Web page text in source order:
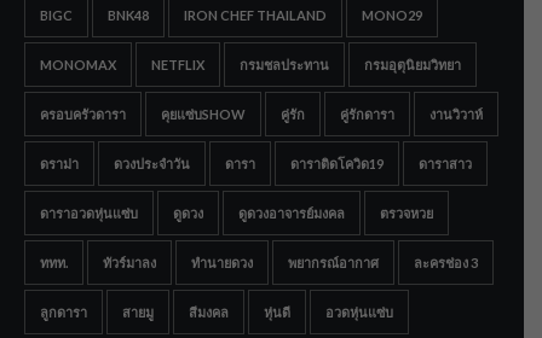
BIGC BNK48 IRON CHEF THAILAND MONO29
MONOMAX NETFLIX กรมชลประทาน กรมอุตุนิยมวิทยา
ครอบครัวดารา คุยแซ่บSHOW คู่รัก คู่รักดารา งานวิวาห์
ดราม่า ดวงประจำวัน ดารา ดาราติดโควิด19 ดาราสาว
ดาราอวดหุ่นแซ่บ ดูดวง ดูดวงอาจารย์มงคล ตรวจหวย
ททท. ทัวร์มาลง ทำนายดวง พยากรณ์อากาศ ละครช่อง 3
ลูกดารา สายมู สีมงคล หุ่นดี อวดหุ่นแซ่บ